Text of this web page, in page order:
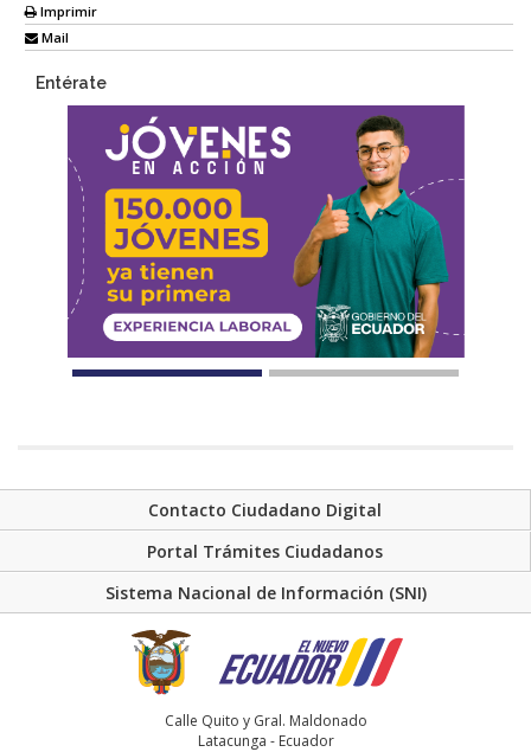
Imprimir
Mail
Entérate
Contacto Ciudadano Digital
Portal Trámites Ciudadanos
Sistema Nacional de Información (SNI)
Calle Quito y Gral. Maldonado
Latacunga - Ecuador